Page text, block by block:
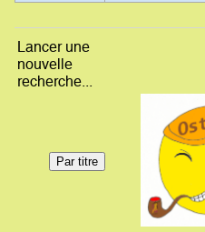
Lancer une
nouvelle
recherche...